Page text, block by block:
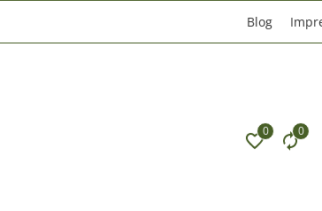
Blog
0 0